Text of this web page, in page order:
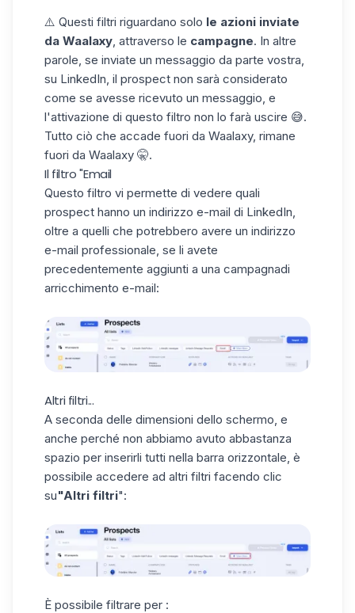
⚠️ Questi filtri riguardano solo le azioni inviate
da Waalaxy, attraverso le campagne. In altre
parole, se inviate un messaggio da parte vostra,
su LinkedIn, il prospect non sarà considerato
come se avesse ricevuto un messaggio, e
l'attivazione di questo filtro non lo farà uscire 😅.
Tutto ciò che accade fuori da Waalaxy, rimane
fuori da Waalaxy 🤫.
Il filtro "Email
Questo filtro vi permette di vedere quali
prospect hanno un indirizzo e-mail di LinkedIn,
oltre a quelli che potrebbero avere un indirizzo
e-mail professionale, se li avete
precedentemente aggiunti a una campagnadi
arricchimento e-mail:
Altri filtri...
A seconda delle dimensioni dello schermo, e
anche perché non abbiamo avuto abbastanza
spazio per inserirli tutti nella barra orizzontale, è
possibile accedere ad altri filtri facendo clic
su"Altri filtri":
È possibile filtrare per :